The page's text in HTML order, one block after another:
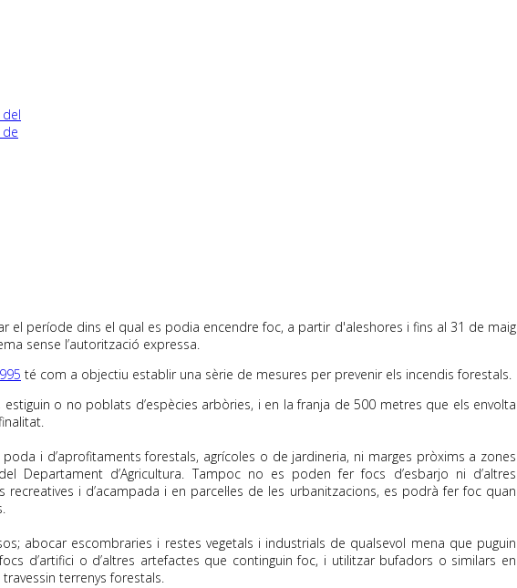
el període dins el qual es podia encendre foc, a partir d'aleshores i fins al 31 de maig
sense l’autorització expressa.
té com a objectiu establir una sèrie de mesures per prevenir els incendis forestals.
o no poblats d’espècies arbòries, i en la franja de 500 metres que els envolta
i d’aprofitaments forestals, agrícoles o de jardineria, ni marges pròxims a zones
Departament d’Agricultura. Tampoc no es poden fer focs d’esbarjo ni d’altres
recreatives i d’acampada i en parcel·les de les urbanitzacions, es podrà fer foc quan
abocar escombraries i restes vegetals i industrials de qualsevol mena que puguin
d’artifici o d’altres artefactes que continguin foc, i utilitzar bufadors o similars en
terrenys forestals.